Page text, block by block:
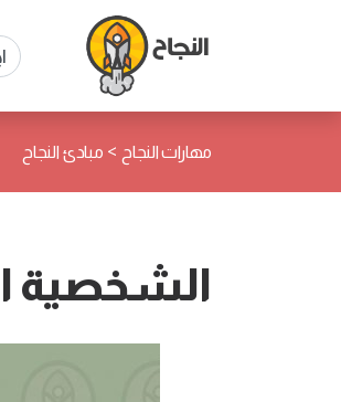
مهارات النجاح > مبادئ النجاح
الشخصية